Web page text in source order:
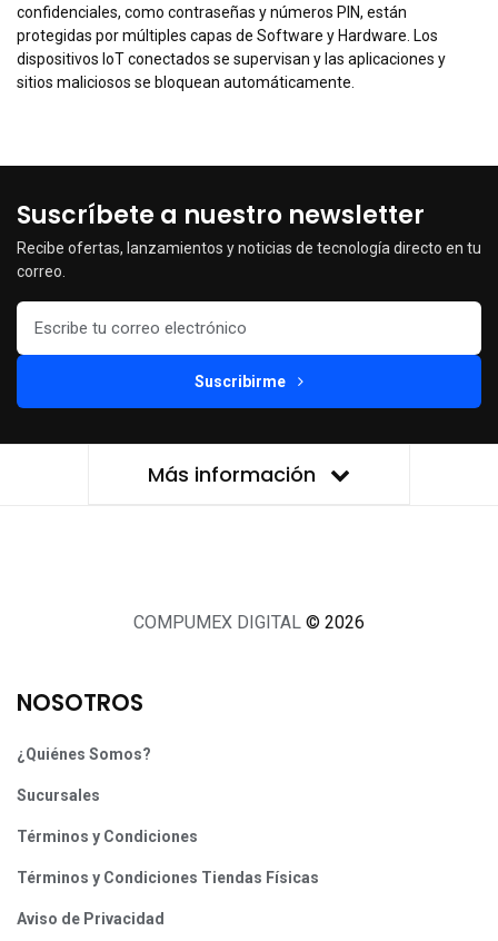
confidenciales, como contraseñas y números PIN, están
protegidas por múltiples capas de Software y Hardware. Los
dispositivos IoT conectados se supervisan y las aplicaciones y
sitios maliciosos se bloquean automáticamente.
Suscríbete a nuestro newsletter
Recibe ofertas, lanzamientos y noticias de tecnología directo en tu
correo.
Suscribirme
Más información
COMPUMEX DIGITAL © 2026
NOSOTROS
¿Quiénes Somos?
Sucursales
Términos y Condiciones
Términos y Condiciones Tiendas Físicas
Aviso de Privacidad